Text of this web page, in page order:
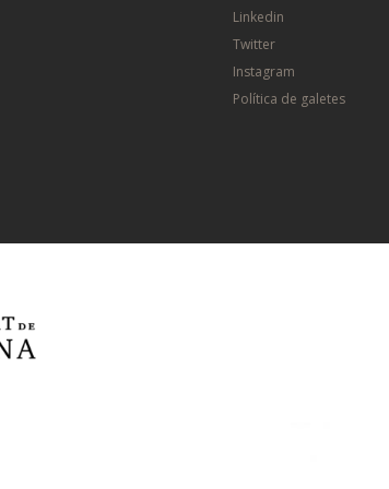
Linkedin
Twitter
Instagram
Política de galetes